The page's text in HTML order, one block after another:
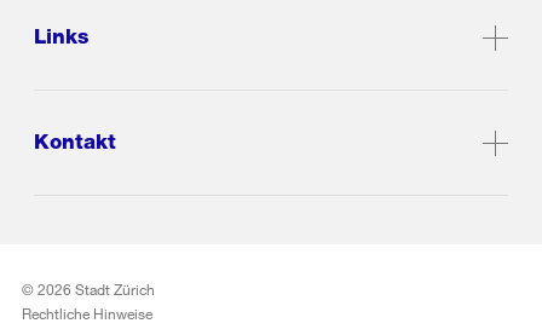
Links
Kontakt
© 2026 Stadt Zürich
Rechtliche Hinweise